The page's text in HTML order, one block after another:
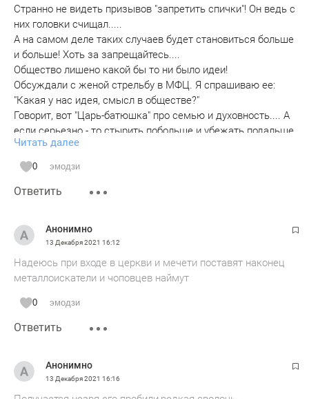
Странно не видеть призывов "запретить спички"! Он ведь с
них головки счищал.....
А на самом деле таких случаев будет становиться больше
и больше! Хоть за запрещайтесь....
Общество лишено какой бы то ни было идеи!
Обсуждали с женой стрельбу в МФЦ. Я спрашиваю ее:
"Какая у нас идея, смысл в обществе?"
Говорит, вот "Царь-батюшка" про семью и духовность.... А
если серьезно - то стырить побольше и убежать подальше
или забор повыше поставить.....
И вот пока наше общество будет жить в этой парадигме,
пока реально не займутся ВОСПИТАНИЕМ молодежи, а не
распилкой бюджетов и имитацией бурной деятельности,
уносить жизни!
P.s. но проще всего, конечно, "запретить спички"!
Читать далее
0 эмодзи
Ответить
Анонимно
13 Декабря 2021 16:12
Надеюсь при входе в церкви и мечети поставят наконец
металлоискатели и чоповцев наймут
0 эмодзи
Ответить
Анонимно
13 Декабря 2021 16:16